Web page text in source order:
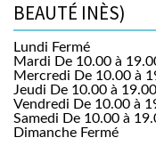
BEAUTÉ INÈS)
Lundi Fermé
Mardi De 10.00 à
Mercredi De 10.00 à
Jeudi De 10.00 à 19.00
Vendredi De 10.00 à
Samedi De 10.00 à
Dimanche Fermé